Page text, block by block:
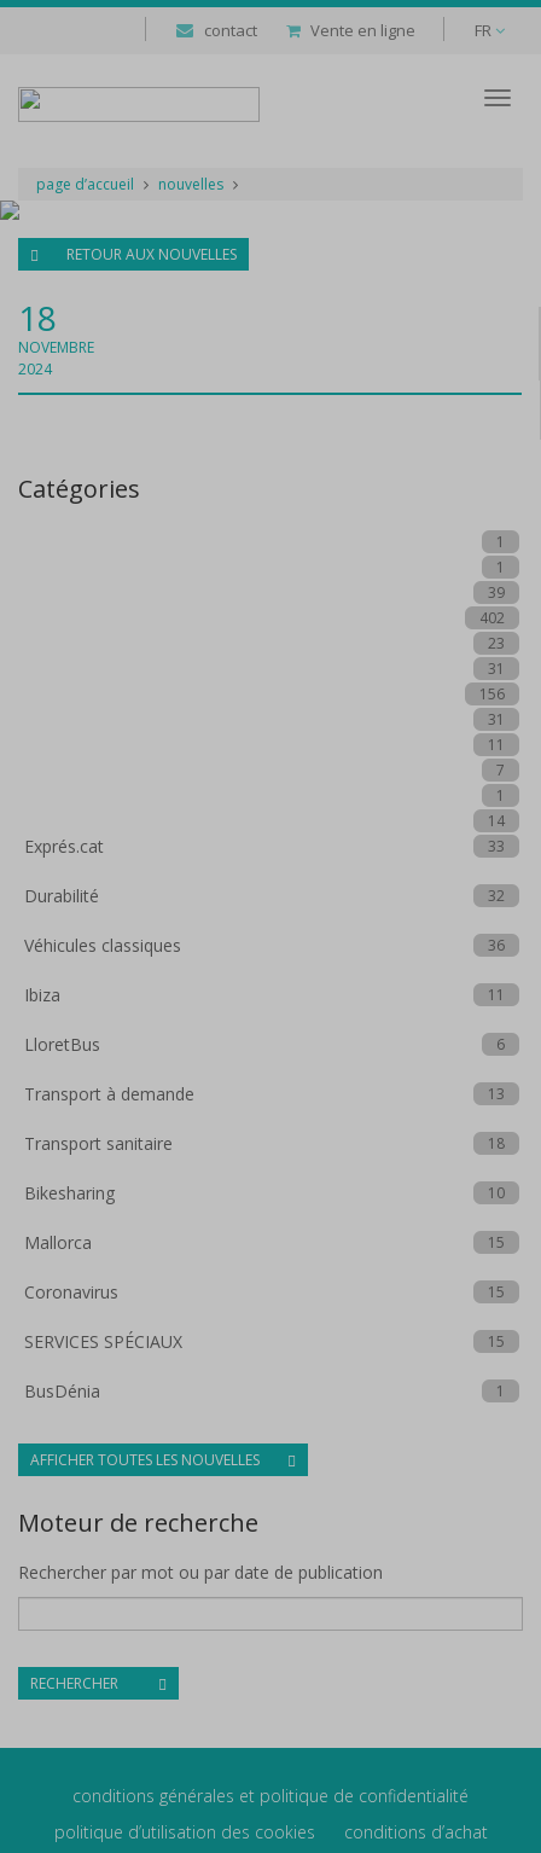
contact Vente en ligne FR
page d’accueil nouvelles
RETOUR AUX NOUVELLES
18
NOVEMBRE
2024
Catégories
1
1
39
402
23
31
156
31
11
7
1
14
Exprés.cat 33
Durabilité 32
Véhicules classiques 36
Ibiza 11
LloretBus 6
Transport à demande 13
Transport sanitaire 18
Bikesharing 10
Mallorca 15
Coronavirus 15
SERVICES SPÉCIAUX 15
BusDénia 1
AFFICHER TOUTES LES NOUVELLES
Moteur de recherche
Rechercher par mot ou par date de publication
RECHERCHER
conditions générales et politique de confidentialité
politique d’utilisation des cookies
conditions d’achat